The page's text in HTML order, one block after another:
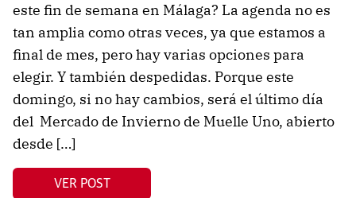
este fin de semana en Málaga? La agenda no es
tan amplia como otras veces, ya que estamos a
final de mes, pero hay varias opciones para
elegir. Y también despedidas. Porque este
domingo, si no hay cambios, será el último día
del Mercado de Invierno de Muelle Uno, abierto
desde […]
VER POST